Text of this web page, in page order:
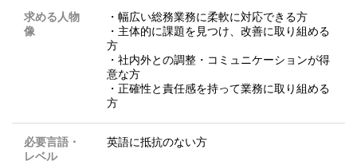
求める人物
像
・幅広い総務業務に柔軟に対応できる方
・主体的に課題を見つけ、改善に取り組める
方
・社内外との調整・コミュニケーションが得
意な方
・正確性と責任感を持って業務に取り組める
方
必要言語・
レベル
英語に抵抗のない方